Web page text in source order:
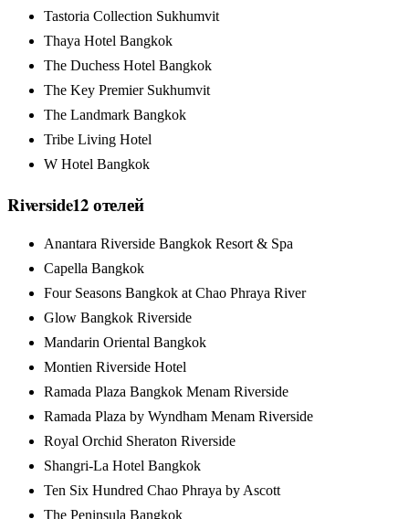
Tastoria Collection Sukhumvit
Thaya Hotel Bangkok
The Duchess Hotel Bangkok
The Key Premier Sukhumvit
The Landmark Bangkok
Tribe Living Hotel
W Hotel Bangkok
Riverside12отелей
Anantara Riverside Bangkok Resort & Spa
Capella Bangkok
Four Seasons Bangkok at Chao Phraya River
Glow Bangkok Riverside
Mandarin Oriental Bangkok
Montien Riverside Hotel
Ramada Plaza Bangkok Menam Riverside
Ramada Plaza by Wyndham Menam Riverside
Royal Orchid Sheraton Riverside
Shangri-La Hotel Bangkok
Ten Six Hundred Chao Phraya by Ascott
The Peninsula Bangkok